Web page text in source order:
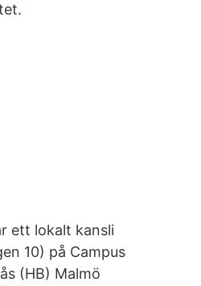
ett lokalt kansli
10) på Campus
(HB) Malmö